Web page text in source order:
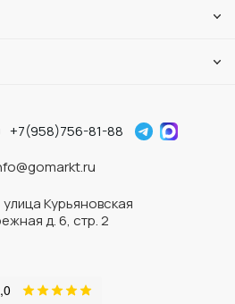
+7(958)756-81-88
Курьяновская
д. 6, стр. 2